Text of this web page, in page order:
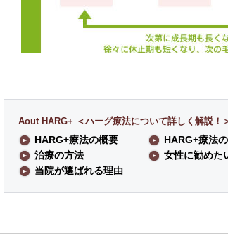
Aout HARG+ ＜ハーグ療法について詳しく解説！
HARG+療法の概要
治療の方法
当院が選ばれる理由
HARG+療法
女性に勧めた